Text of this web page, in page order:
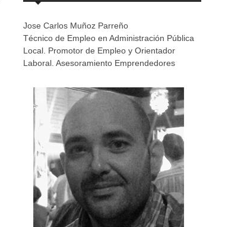
Jose Carlos Muñoz Parreño
Técnico de Empleo en Administración Pública
Local. Promotor de Empleo y Orientador
Laboral. Asesoramiento Emprendedores